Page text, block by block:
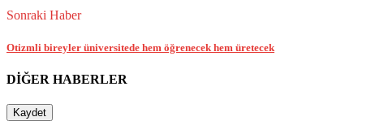
Sonraki Haber
Otizmli bireyler üniversitede hem öğrenecek hem üretecek
DİĞER HABERLER
Kaydet